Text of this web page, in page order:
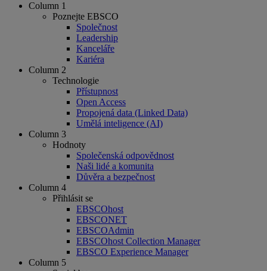
Column 1
Poznejte EBSCO
Společnost
Leadership
Kanceláře
Kariéra
Column 2
Technologie
Přístupnost
Open Access
Propojená data (Linked Data)
Umělá inteligence (AI)
Column 3
Hodnoty
Společenská odpovědnost
Naši lidé a komunita
Důvěra a bezpečnost
Column 4
Přihlásit se
EBSCOhost
EBSCONET
EBSCOAdmin
EBSCOhost Collection Manager
EBSCO Experience Manager
Column 5